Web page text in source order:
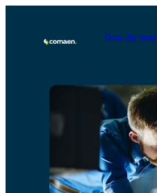
Doe de test